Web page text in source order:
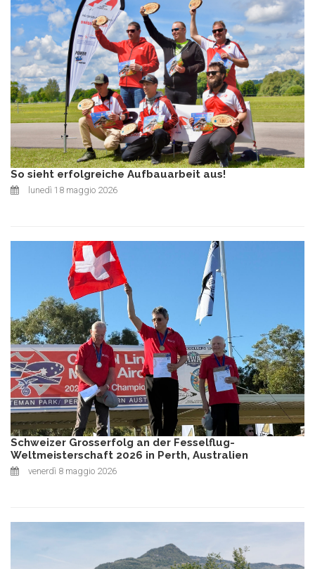
So sieht erfolgreiche Aufbauarbeit aus!
lunedì 18 maggio 2026
Schweizer Grosserfolg an der Fesselflug-
Weltmeisterschaft 2026 in Perth, Australien
venerdì 8 maggio 2026